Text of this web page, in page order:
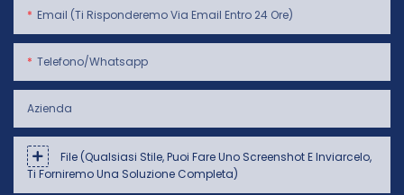
Email (ti Risponderemo Via Email Entro 24 Ore)
Telefono/whatsapp
Azienda
File (qualsiasi Stile, Puoi Fare Uno Screenshot E Inviarcelo,
Ti Forniremo Una Soluzione Completa)